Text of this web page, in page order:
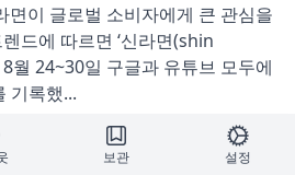
면이 글로벌 소비자에게 큰 관심을
드에 따르면 ‘신라면(shin
월 24~30일 구글과 유튜브 모두에
기록했...
샤라웃
보관 설정